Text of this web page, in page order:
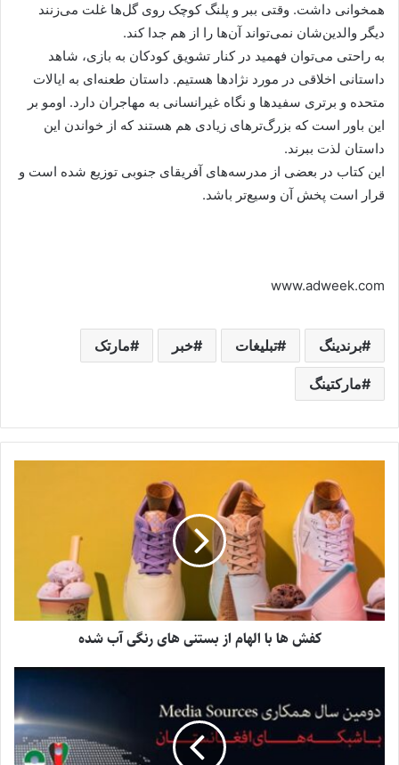
همخوانی داشت. وقتی ببر و پلنگ کوچک روی گل‌ها غلت می‌زنند
دیگر والدین‌شان نمی‌تواند آن‌ها را از هم جدا کند.
به راحتی می‌توان فهمید در کنار تشویق کودکان به بازی، شاهد
داستانی اخلاقی در مورد نژادها هستیم. داستان طعنه‌ای به ایالات
متحده و برتری سفیدها و نگاه غیرانسانی به مهاجران دارد. اومو بر
این باور است که بزرگ‌ترهای زیادی هم هستند که از خواندن این
داستان لذت ببرند.
این کتاب در بعضی از مدرسه‌های آفریقای جنوبی توزیع شده است و
قرار است پخش آن وسیع‌تر باشد.
www.adweek.com
برندینگ تبلیغات خبر مارتک
مارکتینگ
کفش ها با الهام از بستنی های رنگی آب شده